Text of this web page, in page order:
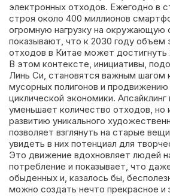
электронных отходов. Ежегодно в
строя около 400 миллионов
огромную нагрузку на окружающую
показывают, что к 2030 году объем
отходов в Китае может достигнуть
В этом контексте, инициативы,
Линь Си, становятся важным шагом
мусорных полигонов и продвижению
циклической экономики. Апсайклинг
уменьшает количество отходов, но
развитию уникального
позволяет взглянуть на старые
увидеть в них потенциал для
Это движение вдохновляет людей
потребление и показывает, что
обыденных и, казалось бы,
можно создать нечто прекрасное и